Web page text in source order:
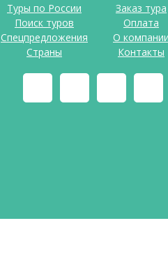
Туры по России
Поиск туров
Спецпредложения
Страны
Заказ тура
Оплата
О
Контакты